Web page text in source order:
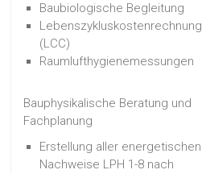
Baubiologische Begleitung
Lebenszykluskostenrechnung
(LCC)
Raumlufthygienemessungen
Bauphysikalische Beratung und
Fachplanung
Erstellung aller energetischen
Nachweise LPH 1-8 nach